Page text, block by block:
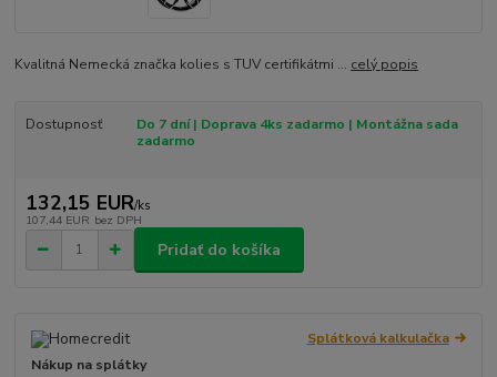
Kvalitná Nemecká značka kolies s TUV certifikátmi ... celý popis
Dostupnosť
Do 7 dní | Doprava 4ks zadarmo | Montážna sada
zadarmo
132,15 EUR/ks
107,44 EUR bez DPH
Pridať do košíka
Splátková kalkulačka
Nákup na splátky